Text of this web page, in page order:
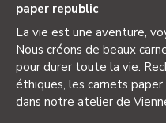
paper republic
La vie est une aventure,
Nous créons de beaux
pour durer toute la vie.
éthiques, les carnets
dans notre atelier de